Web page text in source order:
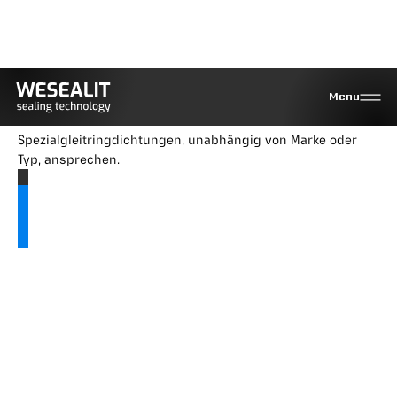
Menu
Super-sinus-mechanical-Seal
Sie können Wesealit für Neulieferungen, Reparatur und
Spezialgleitringdichtungen, unabhängig von Marke oder
Typ, ansprechen.